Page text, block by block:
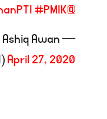
@ImranKhanPTI
#PMIK
Ashiq Awan
April 27, 2020